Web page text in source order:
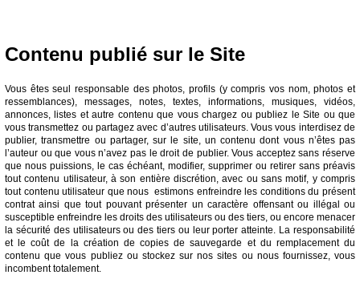
Contenu publié sur le Site
Vous êtes seul responsable des photos, profils (y compris vos nom, photos et
ressemblances), messages, notes, textes, informations, musiques, vidéos,
annonces, listes et autre contenu que vous chargez ou publiez le Site ou que
vous transmettez ou partagez avec d’autres utilisateurs. Vous vous interdisez de
publier, transmettre ou partager, sur le site, un contenu dont vous n’êtes pas
l’auteur ou que vous n’avez pas le droit de publier. Vous acceptez sans réserve
que nous puissions, le cas échéant, modifier, supprimer ou retirer sans préavis
tout contenu utilisateur, à son entière discrétion, avec ou sans motif, y compris
tout contenu utilisateur que nous estimons enfreindre les conditions du présent
contrat ainsi que tout pouvant présenter un caractère offensant ou illégal ou
susceptible enfreindre les droits des utilisateurs ou des tiers, ou encore menacer
la sécurité des utilisateurs ou des tiers ou leur porter atteinte. La responsabilité
et le coût de la création de copies de sauvegarde et du remplacement du
contenu que vous publiez ou stockez sur nos sites ou nous fournissez, vous
incombent totalement.